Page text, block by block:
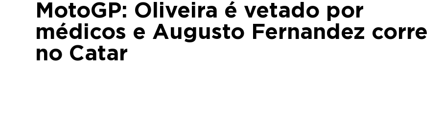
MotoGP: Oliveira é vetado por
médicos e Augusto Fernandez corre
no Catar